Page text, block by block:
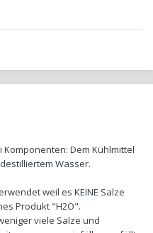
Dem Kühlmittel
Wasser.
weil es KEINE Salze
Produkt "H2O".
viele Salze und